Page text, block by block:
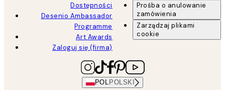
Dostępności
Desenio Ambassador
Programme
Art Awards
Zaloguj się (firma)
Prośba o anulowanie
zamówienia
Zarządzaj plikami
cookie
POL POLSKI